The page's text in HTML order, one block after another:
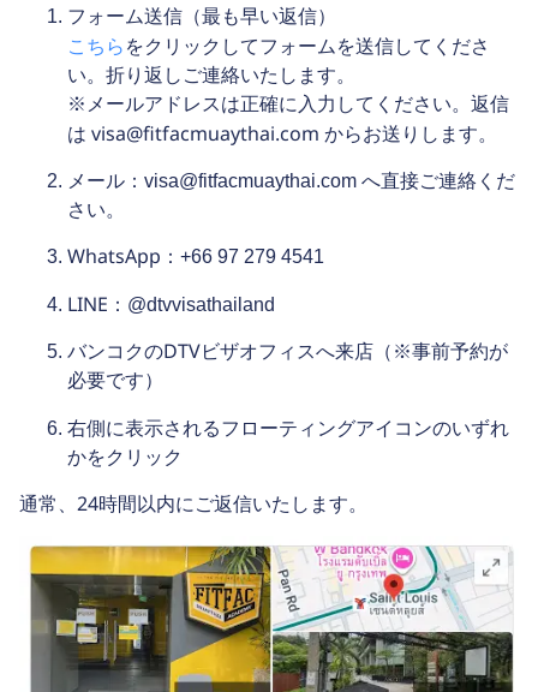
フォーム送信（最も早い返信）
こちら をクリックしてフォームを送信してくださ
い。折り返しご連絡いたします。
※メールアドレスは正確に入力してください。返信
は visa@fitfacmuaythai.com からお送りします。
メール ： visa@fitfacmuaythai.com へ直接ご連絡くだ
さい。
WhatsApp ：+66 97 279 4541
LINE ：@dtvvisathailand
バンコクのDTVビザオフィスへ来店 （※事前予約が
必要です）
右側に表示されるフローティングアイコンのいずれ
かをクリック
通常、 24時間以内にご返信いたします。